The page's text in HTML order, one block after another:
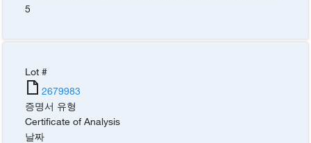
5
Lot #
2679983
증명서 유형
Certificate of Analysis
날짜